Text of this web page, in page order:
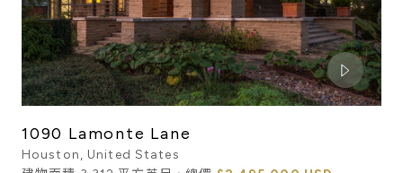
1090 Lamonte Lane
Houston, United States